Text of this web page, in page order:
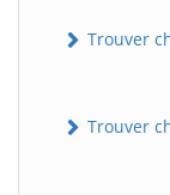
Trouver
Trouver